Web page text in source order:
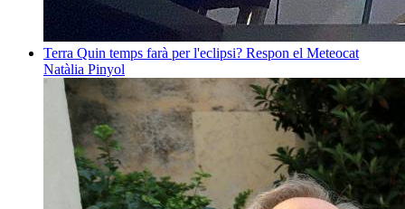
Terra Quin temps farà per l'eclipsi? Respon el Meteocat
Natàlia Pinyol